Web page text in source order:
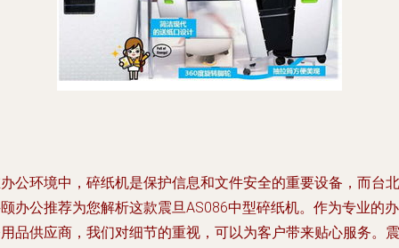
公环境中，碎纸机是保护信息和文件安全的重要设备，而台北
办公推荐为您解析这款震旦AS086中型碎纸机。作为专业的办
品供应商，我们对细节的重视，可以为客户带来贴心服务。震